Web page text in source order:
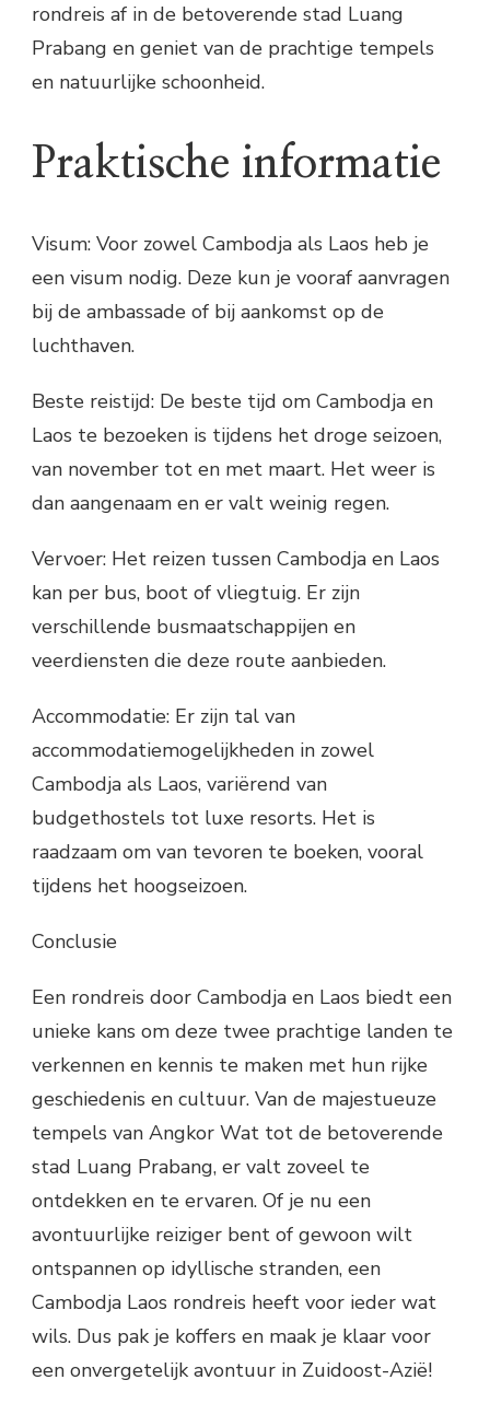
rondreis af in de betoverende stad Luang
Prabang en geniet van de prachtige tempels
en natuurlijke schoonheid.
Praktische informatie
Visum: Voor zowel Cambodja als Laos heb je
een visum nodig. Deze kun je vooraf aanvragen
bij de ambassade of bij aankomst op de
luchthaven.
Beste reistijd: De beste tijd om Cambodja en
Laos te bezoeken is tijdens het droge seizoen,
van november tot en met maart. Het weer is
dan aangenaam en er valt weinig regen.
Vervoer: Het reizen tussen Cambodja en Laos
kan per bus, boot of vliegtuig. Er zijn
verschillende busmaatschappijen en
veerdiensten die deze route aanbieden.
Accommodatie: Er zijn tal van
accommodatiemogelijkheden in zowel
Cambodja als Laos, variërend van
budgethostels tot luxe resorts. Het is
raadzaam om van tevoren te boeken, vooral
tijdens het hoogseizoen.
Conclusie
Een rondreis door Cambodja en Laos biedt een
unieke kans om deze twee prachtige landen te
verkennen en kennis te maken met hun rijke
geschiedenis en cultuur. Van de majestueuze
tempels van Angkor Wat tot de betoverende
stad Luang Prabang, er valt zoveel te
ontdekken en te ervaren. Of je nu een
avontuurlijke reiziger bent of gewoon wilt
ontspannen op idyllische stranden, een
Cambodja Laos rondreis heeft voor ieder wat
wils. Dus pak je koffers en maak je klaar voor
een onvergetelijk avontuur in Zuidoost-Azië!